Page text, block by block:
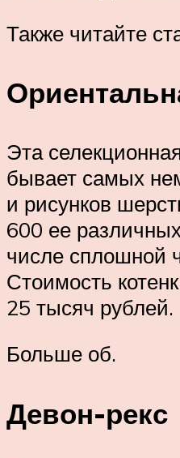
Также читайте
Эта
бывает самых
и рисунков
600 ее
числе сплошной
Стоимость
25 тысяч рублей.
Больше об.
Девон-рекс